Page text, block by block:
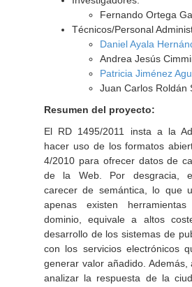
Fernando Ortega
Técnicos/Personal
Daniel Ayala
Andrea Jesús
Patricia Jiménez
Juan Carlos Roldán
Resumen del proyecto:
El RD 1495/2011 insta a la
hacer uso de los formatos
4/2010 para ofrecer datos de
de la Web. Por desgracia,
carecer de semántica, lo que
apenas existen
dominio, equivale a altos
desarrollo de los sistemas de
con los servicios electrónicos
generar valor añadido.
analizar la respuesta de la